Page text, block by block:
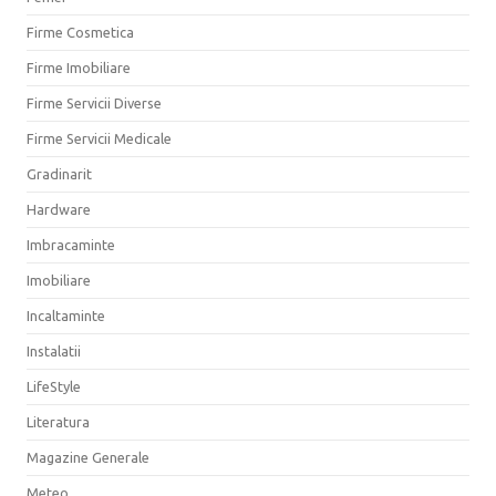
Firme Cosmetica
Firme Imobiliare
Firme Servicii Diverse
Firme Servicii Medicale
Gradinarit
Hardware
Imbracaminte
Imobiliare
Incaltaminte
Instalatii
LifeStyle
Literatura
Magazine Generale
Meteo